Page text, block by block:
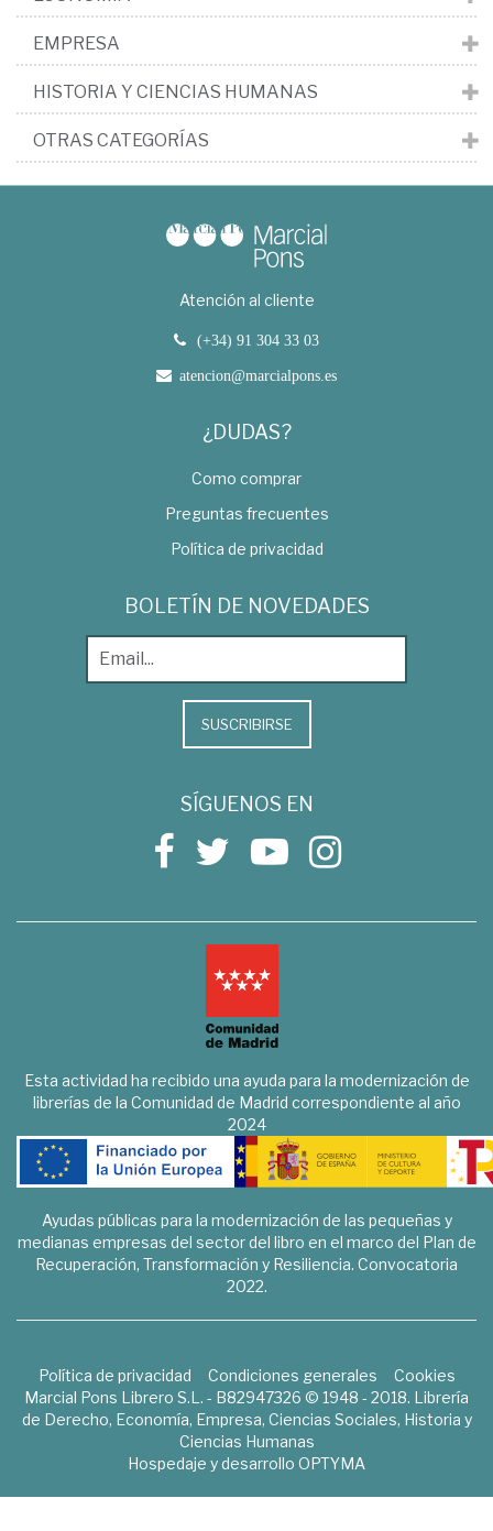
EMPRESA
HISTORIA Y CIENCIAS HUMANAS
OTRAS CATEGORÍAS
Atención al cliente
(+34) 91 304 33 03
atencion@marcialpons.es
¿DUDAS?
Como comprar
Preguntas frecuentes
Política de privacidad
BOLETÍN DE NOVEDADES
SUSCRIBIRSE
SÍGUENOS EN
Esta actividad ha recibido una ayuda para la modernización de
librerías de la Comunidad de Madrid correspondiente al año
2024
Ayudas públicas para la modernización de las pequeñas y
medianas empresas del sector del libro en el marco del Plan de
Recuperación, Transformación y Resiliencia. Convocatoria
2022.
Política de privacidad Condiciones generales
Cookies
Marcial Pons Librero S.L. - B82947326 © 1948 - 2018. Librería
de Derecho, Economía, Empresa, Ciencias Sociales, Historia y
Ciencias Humanas
Hospedaje y desarrollo OPTYMA